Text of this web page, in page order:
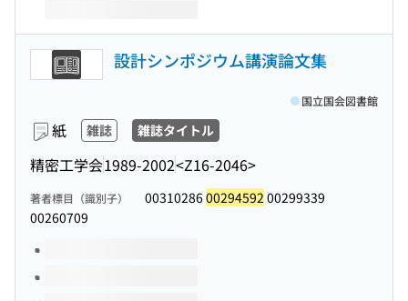
設計シンポジウム講演論文集
紙 雑誌 雑誌タイトル
精密工学会1989-2002<Z16-2046>
国立国会図書館
著者標目（識別子） 0031028600294592 00299339
00260709
このタイトルの巻号